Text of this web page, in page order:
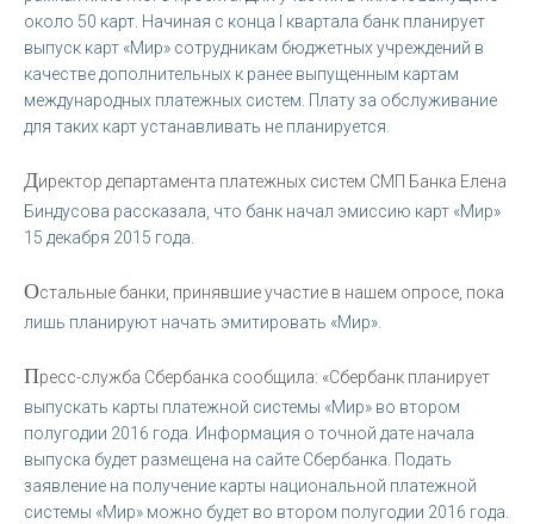
около 50 карт. Начиная с конца I квартала банк планирует
выпуск карт «Мир» сотрудникам бюджетных учреждений в
качестве дополнительных к ранее выпущенным картам
международных платежных систем. Плату за обслуживание
для таких карт устанавливать не планируется.
Директор департамента платежных систем СМП Банка Елена
Биндусова рассказала, что банк начал эмиссию карт «Мир»
15 декабря 2015 года.
Остальные банки, принявшие участие в нашем опросе, пока
лишь планируют начать эмитировать «Мир».
Пресс-служба Сбербанка сообщила: «Сбербанк планирует
выпускать карты платежной системы «Мир» во втором
полугодии 2016 года. Информация о точной дате начала
выпуска будет размещена на сайте Сбербанка. Подать
заявление на получение карты национальной платежной
системы «Мир» можно будет во втором полугодии 2016 года.